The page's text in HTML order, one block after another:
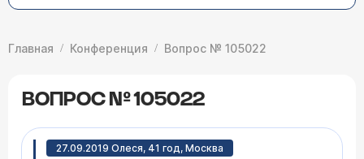
Главная Конференция Вопрос № 105022
ВОПРОС № 105022
27.09.2019 Олеся, 41 год, Москва